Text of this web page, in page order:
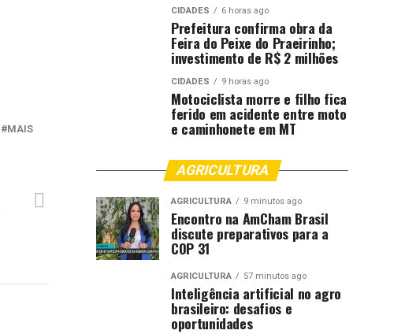
MAIS
CIDADES 6 horas ago
Prefeitura confirma obra da
Feira do Peixe do Praeirinho;
investimento de R$ 2 milhões
CIDADES 9 horas ago
Motociclista morre e filho fica
ferido em acidente entre moto
e caminhonete em MT
AGRICULTURA
AGRICULTURA 9 minutos ago
Encontro na AmCham Brasil
discute preparativos para a
COP 31
AGRICULTURA 57 minutos ago
Inteligência artificial no agro
brasileiro: desafios e
oportunidades